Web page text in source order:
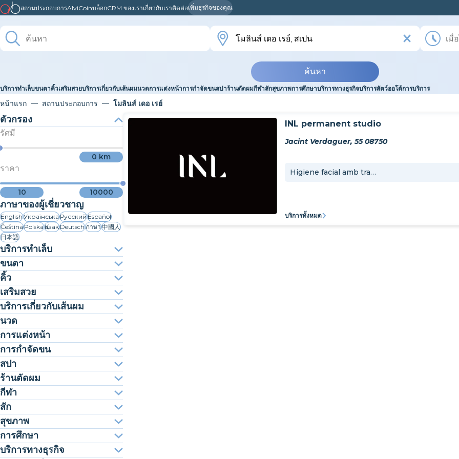
สถานประกอบการAlviCoinบล็อกCRM ของเราเกี่ยวกับเราติดต่อเพิ่มธุรกิจของคุณ
ค้นหา
บริการทำเล็บขนตาคิ้วเสริมสวยบริการเกี่ยวกับเส้นผมนวดการแต่งหน้าการกำจัดขนสปาร้านตัดผมกีฬาสักสุขภาพการศึกษาบริการทางธุรกิจบริการสัตว์ออโต้การบริการ
หน้าแรก สถานประกอบการ โมลินส์ เดอ เรย์
ตัวกรอง
รัศมี
0 km
ราคา
10 10000
ภาษาของผู้เชี่ยวชาญ
EnglishУкраїнськаРусскийEspañol
ČeštinaPolskaҚазақDeutschภาษา中國人
日本語
บริการทำเล็บ
ขนตา
คิ้ว
เสริมสวย
บริการเกี่ยวกับเส้นผม
นวด
การแต่งหน้า
การกำจัดขน
สปา
ร้านตัดผม
กีฬา
สัก
สุขภาพ
การศึกษา
บริการทางธุรกิจ
INL permanent studio
Jacint Verdaguer, 55 08750
Higiene facial amb tractament
บริการทั้งหมด